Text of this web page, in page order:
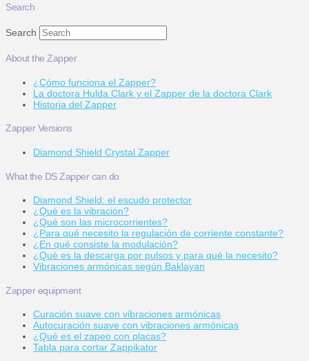
Search
Search
About the Zapper
¿Cómo funciona el Zapper?
La doctora Hulda Clark y el Zapper de la doctora Clark
Historia del Zapper
Zapper Versions
Diamond Shield Crystal Zapper
What the DS Zapper can do
Diamond Shield: el escudo protector
¿Qué es la vibración?
¿Qué son las microcorrientes?
¿Para qué necesito la regulación de corriente constante?
¿En qué consiste la modulación?
¿Qué es la descarga por pulsos y para qué la necesito?
Vibraciones armónicas según Baklayan
Zapper equipment
Curación suave con vibraciones armónicas
Autocuración suave con vibraciones armónicas
¿Qué es el zapeo con placas?
Tabla para cortar Zappikator